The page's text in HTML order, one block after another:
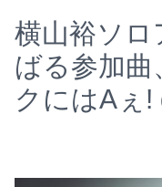
横山裕ソロ
ばる参加曲
クにはAぇ!